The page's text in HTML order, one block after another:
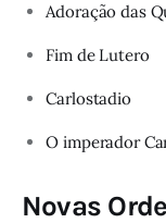
Adoração das
Fim de Lutero
Carlostadio
O imperador
Novas